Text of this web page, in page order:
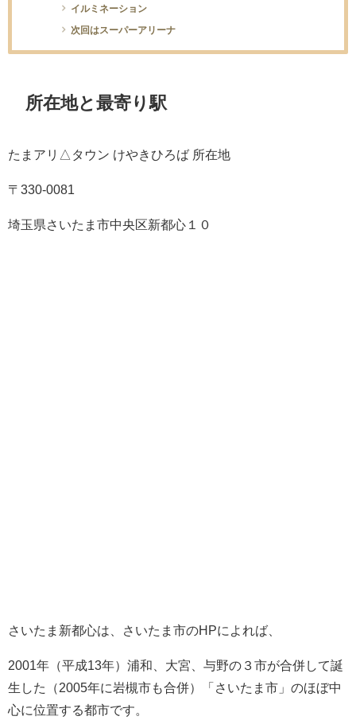
イルミネーション
次回はスーパーアリーナ
所在地と最寄り駅
たまアリ△タウン けやきひろば 所在地
〒330-0081
埼玉県さいたま市中央区新都心１０
さいたま新都心は、さいたま市のHPによれば、
2001年（平成13年）浦和、大宮、与野の３市が合併して誕
生した（2005年に岩槻市も合併）「さいたま市」のほぼ中
心に位置する都市です。